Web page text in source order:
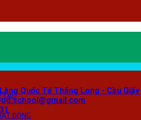
Quốc Tế Thăng Long - Cầu Giấy
TẠO
ĐỘNG